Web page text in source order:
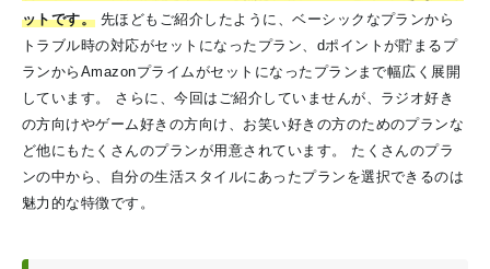
ットです。 先ほどもご紹介したように、ベーシックなプランから
トラブル時の対応がセットになったプラン、dポイントが貯まるプ
ランからAmazonプライムがセットになったプランまで幅広く展開
しています。
さらに、今回はご紹介していませんが、ラジオ好き
の方向けやゲーム好きの方向け、お笑い好きの方のためのプランな
ど他にもたくさんのプランが用意されています。
たくさんのプラ
ンの中から、自分の生活スタイルにあったプランを選択できるのは
魅力的な特徴です。